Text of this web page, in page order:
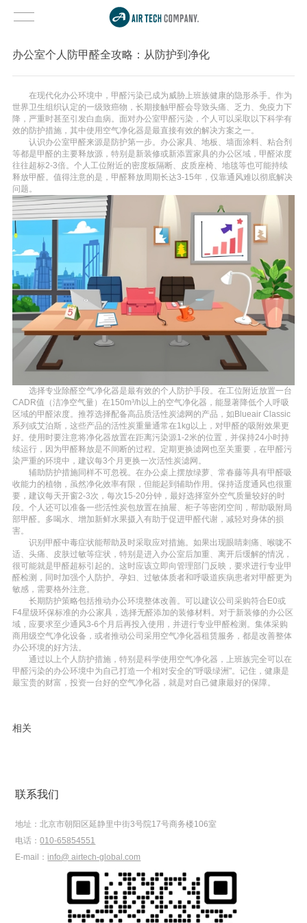
办公室个人防甲醛全攻略：从防护到净化
在现代化办公环境中，甲醛污染已成为威胁上班族健康的隐形杀手。作为
世界卫生组织认定的一级致癌物，长期接触甲醛会导致头痛、乏力、免疫力下
降，严重时甚至引发白血病。面对办公室甲醛污染，个人可以采取以下科学有
效的防护措施，其中使用空气净化器是最直接有效的解决方案之一。
认识办公室甲醛来源是防护第一步。办公家具、地板、墙面涂料、粘合剂
等都是甲醛的主要释放源，特别是新装修或新添置家具的办公区域，甲醛浓度
往往超标2-3倍。个人工位附近的密度板隔断、皮质座椅、地毯等也可能持续
释放甲醛。值得注意的是，甲醛释放周期长达3-15年，仅靠通风难以彻底解决
问题。
选择专业除醛空气净化器是最有效的个人防护手段。在工位附近放置一台
CADR值（洁净空气量）在150m³/h以上的空气净化器，能显著降低个人呼吸
区域的甲醛浓度。推荐选择配备高品质活性炭滤网的产品，如Blueair Classic
系列或艾泊斯，这些产品的活性炭重量通常在1kg以上，对甲醛的吸附效果更
好。使用时要注意将净化器放置在距离污染源1-2米的位置，并保持24小时持
续运行，因为甲醛释放是不间断的过程。定期更换滤网也至关重要，在甲醛污
染严重的环境中，建议每3个月更换一次活性炭滤网。
辅助防护措施同样不可忽视。在办公桌上摆放绿萝、常春藤等具有甲醛吸
收能力的植物，虽然净化效率有限，但能起到辅助作用。保持适度通风也很重
要，建议每天开窗2-3次，每次15-20分钟，最好选择室外空气质量较好的时
段。个人还可以准备一些活性炭包放置在抽屉、柜子等密闭空间，帮助吸附局
部甲醛。多喝水、增加新鲜水果摄入有助于促进甲醛代谢，减轻对身体的损
害。
识别甲醛中毒症状能帮助及时采取应对措施。如果出现眼睛刺痛、喉咙不
适、头痛、皮肤过敏等症状，特别是进入办公室后加重、离开后缓解的情况，
很可能就是甲醛超标引起的。这时应该立即向管理部门反映，要求进行专业甲
醛检测，同时加强个人防护。孕妇、过敏体质者和呼吸道疾病患者对甲醛更为
敏感，需要格外注意。
长期防护策略包括推动办公环境整体改善。可以建议公司采购符合E0或
F4星级环保标准的办公家具，选择无醛添加的装修材料。对于新装修的办公区
域，应要求至少通风3-6个月后再投入使用，并进行专业甲醛检测。集体采购
商用级空气净化设备，或者推动公司采用空气净化器租赁服务，都是改善整体
办公环境的好方法。
通过以上个人防护措施，特别是科学使用空气净化器，上班族完全可以在
甲醛污染的办公环境中为自己打造一个相对安全的"呼吸绿洲"。记住，健康是
最宝贵的财富，投资一台好的空气净化器，就是对自己健康最好的保障。
相关
联系我们
地址：北京市朝阳区延静里中街3号院17号商务楼106室
电话：010-65854551
E-mail： info@ airtech-global.com